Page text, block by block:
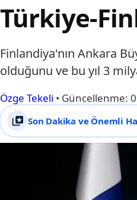
Türkiye-
Finlandiya'nın Ankara
olduğunu ve bu yıl 3
Özge Tekeli • Güncellenme:
Son Dakika ve Önemli